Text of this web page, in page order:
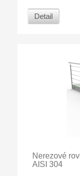
Detail
Nerezové
AISI 304